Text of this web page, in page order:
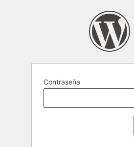
Contraseña